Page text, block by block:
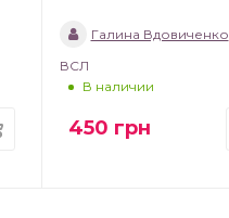
Галина Вдовиченко
ВСЛ
В наличии
450 грн